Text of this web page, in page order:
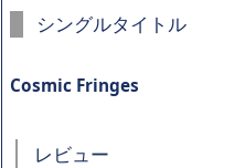
シングルタイトル
Cosmic Fringes
レビュー